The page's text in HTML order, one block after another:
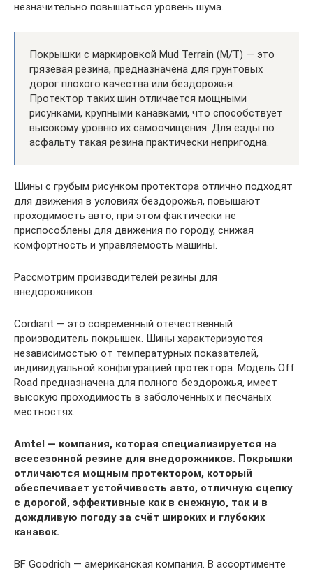
незначительно повышаться уровень шума.
Покрышки с маркировкой Mud Terrain (M/T) — это
грязевая резина, предназначена для грунтовых
дорог плохого качества или бездорожья.
Протектор таких шин отличается мощными
рисунками, крупными канавками, что способствует
высокому уровню их самоочищения. Для езды по
асфальту такая резина практически непригодна.
Шины с грубым рисунком протектора отлично подходят
для движения в условиях бездорожья, повышают
проходимость авто, при этом фактически не
приспособлены для движения по городу, снижая
комфортность и управляемость машины.
Рассмотрим производителей резины для
внедорожников.
Cordiant — это современный отечественный
производитель покрышек. Шины характеризуются
независимостью от температурных показателей,
индивидуальной конфигурацией протектора. Модель Off
Road предназначена для полного бездорожья, имеет
высокую проходимость в заболоченных и песчаных
местностях.
Amtel — компания, которая специализируется на
всесезонной резине для внедорожников. Покрышки
отличаются мощным протектором, который
обеспечивает устойчивость авто, отличную сцепку
с дорогой, эффективные как в снежную, так и в
дождливую погоду за счёт широких и глубоких
канавок.
BF Goodrich — американская компания. В ассортименте